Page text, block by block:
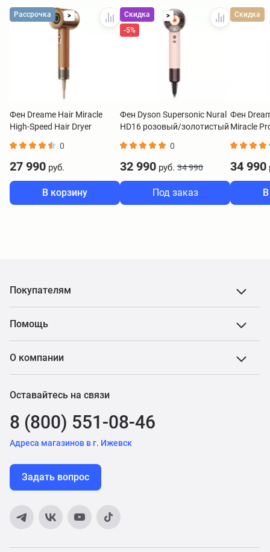
Рассрочка >
Фен Dreame Hair Miracle
High-Speed Hair Dryer
0
27 990 руб.
В корзину
Скидка
>
-5%
Фен Dyson Supersonic Nural
HD16 розовый/золотистый
0
32 990 руб. 34 990
Под заказ
Скидка
Фен
Miracle
34 990
Покупателям
Помощь
О компании
Оставайтесь на связи
8 (800) 551-08-46
Адреса магазинов в г. Ижевск
Задать вопрос